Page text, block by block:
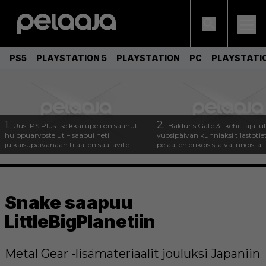
PS5 PLAYSTATION 5 PLAYSTATION PC
1. Uusi PS Plus -seikkailupeli on saanut
huippuarvostelut – saapui heti
julkaisupäivänään tilaajien saataville
2. Baldur’s Gate 3 -kehittäjä
vuosipäivän kunniaksi
pelaajien erikoisista valinnoista
Snake saapuu
LittleBigPlanetiin
Metal Gear -lisämateriaalit jouluksi Japaniin